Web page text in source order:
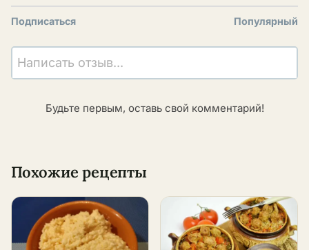
Подписаться Популярный
Написать отзыв...
Будьте первым, оставь свой комментарий!
Похожие рецепты